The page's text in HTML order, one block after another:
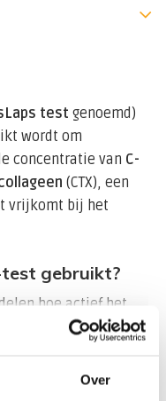
Over
test genoemd)
wordt om
concentratie van C-
(CTX), een
vrijkomt bij het
gebruikt?
hoe actief het
: bij mensen die